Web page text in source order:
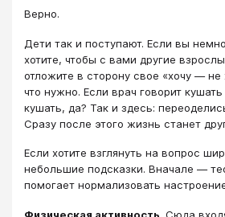
Верно.
Дети так и поступают. Если вы
хотите, чтобы с вами другие
отложите в сторону свое «хочу — не
что нужно. Если врач говорит
кушать, да? Так и здесь:
Сразу после этого жизнь станет
Если хотите взглянуть на вопрос
небольшие подсказки. Вначале —
помогает нормализовать
Физическая активность. Сюда